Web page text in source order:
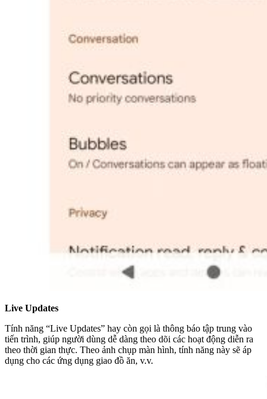
Live Updates
Tính năng “Live Updates” hay còn gọi là thông báo tập trung vào
tiến trình, giúp người dùng dễ dàng theo dõi các hoạt động diễn ra
theo thời gian thực. Theo ảnh chụp màn hình, tính năng này sẽ áp
dụng cho các ứng dụng giao đồ ăn, v.v.